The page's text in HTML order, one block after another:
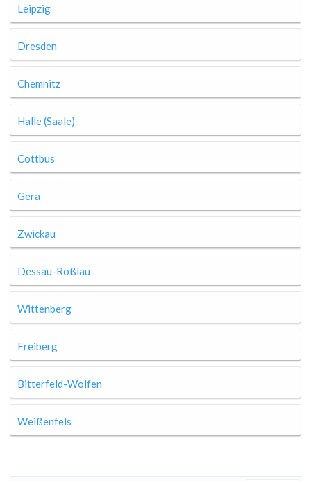
Leipzig
Dresden
Chemnitz
Halle (Saale)
Cottbus
Gera
Zwickau
Dessau-Roßlau
Wittenberg
Freiberg
Bitterfeld-Wolfen
Weißenfels